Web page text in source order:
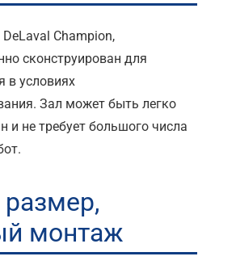
Champion,
сконструирован для
в условиях
Зал может быть легко
и не требует большого числа
монтаж